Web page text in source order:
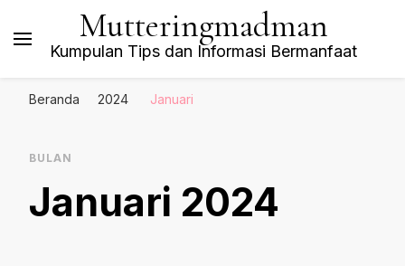
Mutteringmadman
Kumpulan Tips dan Informasi Bermanfaat
Beranda 2024 Januari
BULAN
Januari 2024